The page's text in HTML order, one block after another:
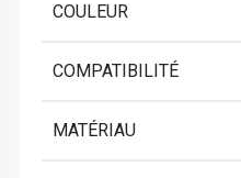
COULEUR
COMPATIBILITÉ
MATÉRIAU